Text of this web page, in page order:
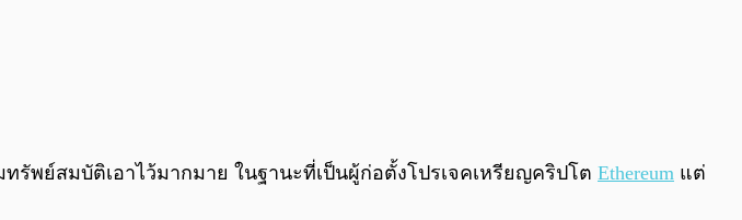
0:00 /
รัพย์สมบัติเอาไว้มากมาย ในฐานะที่เป็นผู้ก่อตั้งโปรเจคเหรียญคริปโต Ethereum แต่